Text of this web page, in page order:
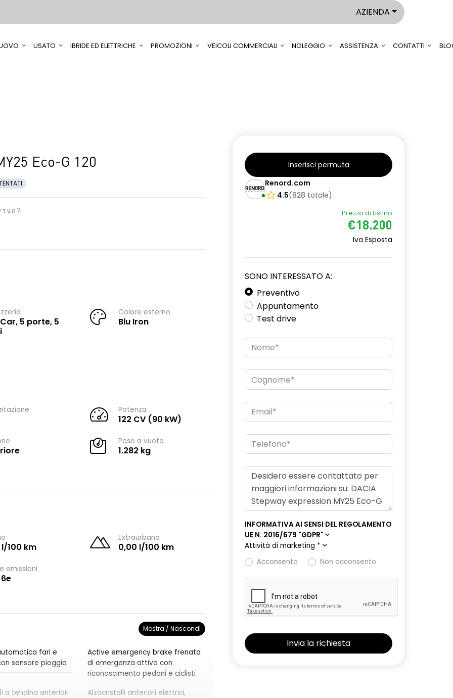
AZIENDA
USATO IBRIDE ED ELETTRICHE PROMOZIONI VEICOLI COMMERCIALI NOLEGGIO ASSISTENZA CONTATTI
Eco-G 120
5 porte, 5
Colore esterno
Blu Iron
Potenza
122 CV (90 kW)
Peso a vuoto
1.282 kg
100 km
Extraurbano
0,00 l/100 km
emissioni
Mostra / Nascondi
fari e
sensore pioggia
Active emergency brake frenata
di emergenza attiva con
riconoscimento pedoni e ciclisti
a tendina anteriori
Alzacristalli anteriori elettrici,
Inserisci permuta
Renord.com
4.5(828 totale)
Prezzo di Listino
€18.200
Iva Esposta
SONO INTERESSATO A:
Preventivo
Appuntamento
Test drive
INFORMATIVA AI SENSI DEL REGOLAMENTO
UE N. 2016/679 "GDPR"
Attività di marketing *
Acconsento
Non acconsento